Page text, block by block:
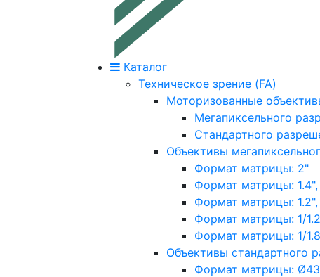
Каталог
Техническое зрение (FA)
Моторизованные
Мегапиксельного
Стандартного
Объективы
Формат матрицы: 2"
Формат матрицы:
Формат матрицы: 1.2",
Формат матрицы: 1/
Формат матрицы: 1/
Объективы стандартного
Формат матрицы: